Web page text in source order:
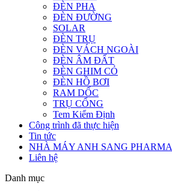
ĐÈN PHA
ĐÈN ĐƯỜNG
SOLAR
ĐÈN TRỤ
ĐÈN VÁCH NGOÀI
ĐÈN ÂM ĐẤT
ĐÈN GHIM CỎ
ĐÈN HỒ BƠI
RAM DỐC
TRỤ CỔNG
Tem Kiểm Định
Công trình đã thực hiện
Tin tức
NHÀ MÁY ANH SANG PHARMA
Liên hệ
Danh mục